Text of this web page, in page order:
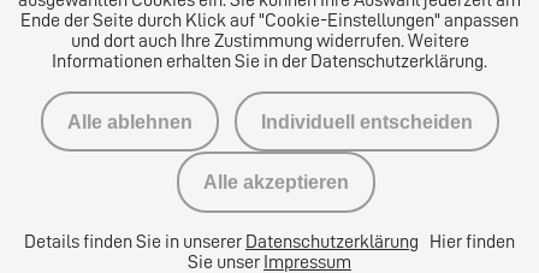
Datenschutzerklärung
Datenschutzeinstellungen
Ende der Seite durch Klick auf "Cookie-Einstellungen" anpassen
und dort auch Ihre Zustimmung widerrufen. Weitere
Informationen erhalten Sie in der Datenschutzerklärung.
Alle ablehnen Individuell entscheiden
Alle akzeptieren
Details finden Sie in unserer Datenschutzerklärung Hier finden
Sie unser Impressum